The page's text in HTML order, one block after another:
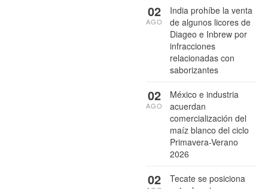
India prohíbe la venta
de algunos licores de
Diageo e Inbrew por
infracciones
relacionadas con
saborizantes
02
AGO
México e industria
acuerdan
comercialización del
maíz blanco del ciclo
Primavera-Verano
2026
02
AGO
Tecate se posiciona
02